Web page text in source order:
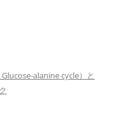
alanine cycle）と